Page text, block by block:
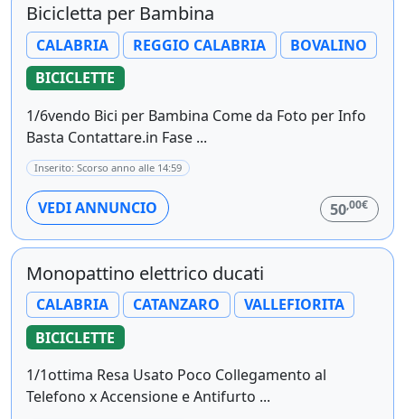
Bicicletta per Bambina
CALABRIA REGGIO CALABRIA
BOVALINO
BICICLETTE
1/6vendo Bici per Bambina Come da Foto per Info
Basta Contattare.in Fase ...
Inserito: Scorso anno alle 14:59
VEDI ANNUNCIO 50,00€
Monopattino elettrico ducati
CALABRIA CATANZARO
VALLEFIORITA
BICICLETTE
1/1ottima Resa Usato Poco Collegamento al
Telefono x Accensione e Antifurto ...